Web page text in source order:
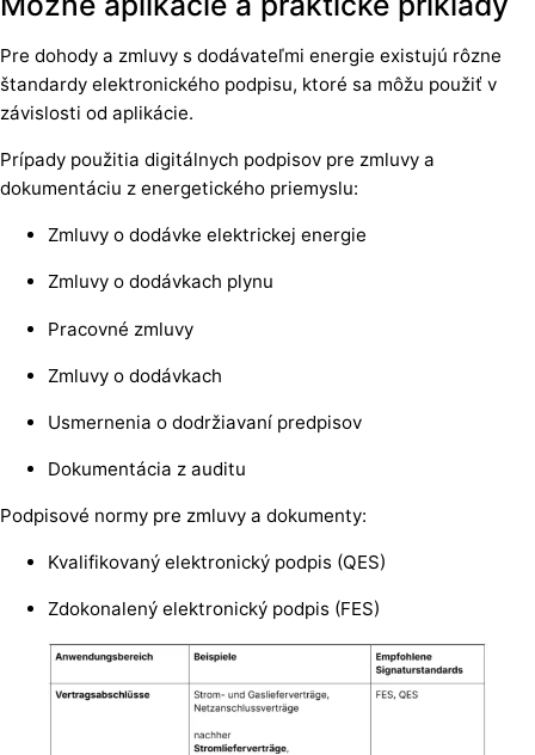
Pre dohody a zmluvy s dodávateľmi energie existujú rôzne
štandardy elektronického podpisu, ktoré sa môžu použiť v
závislosti od aplikácie.
Prípady použitia digitálnych podpisov pre zmluvy a
dokumentáciu z energetického priemyslu:
Zmluvy o dodávke elektrickej energie
Zmluvy o dodávkach plynu
Pracovné zmluvy
Zmluvy o dodávkach
Usmernenia o dodržiavaní predpisov
Dokumentácia z auditu
Podpisové normy pre zmluvy a dokumenty:
Kvalifikovaný elektronický podpis (QES)
Zdokonalený elektronický podpis (FES)